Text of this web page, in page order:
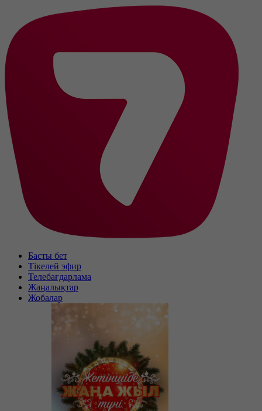
Басты бет
Тікелей эфир
Телебағдарлама
Жаңалықтар
Жобалар